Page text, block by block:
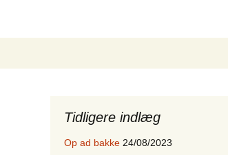
Tidligere indlæg
Op ad bakke 24/08/2023